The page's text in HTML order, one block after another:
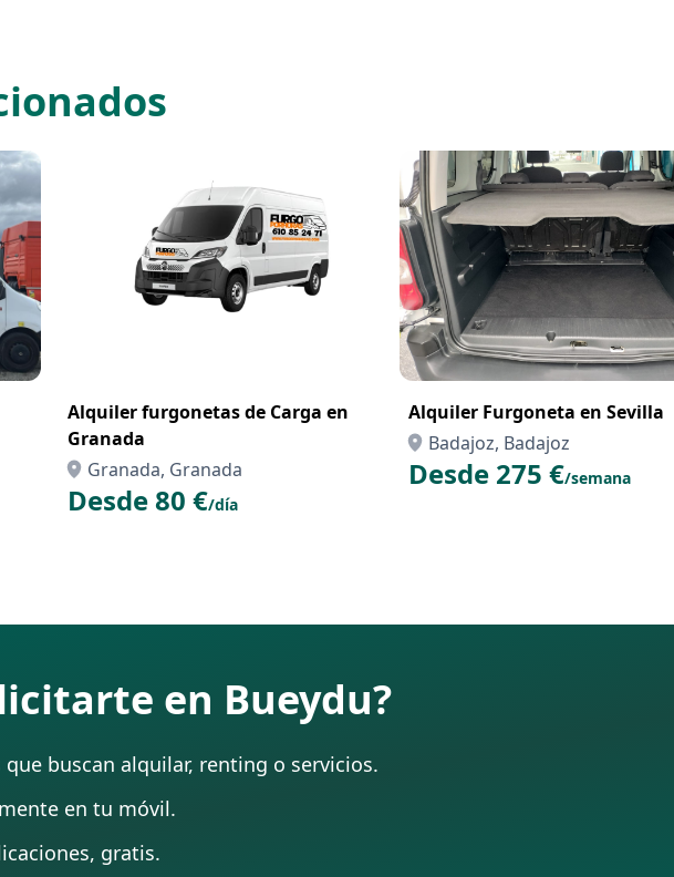
Alquiler furgonetas de Carga en
Granada
Granada, Granada
Desde 80 €/día
Alquiler Furgoneta en Sevilla
Badajoz, Badajoz
Desde 275 €/semana
en Bueydu?
buscan alquilar, renting o servicios.
en tu móvil.
gratis.